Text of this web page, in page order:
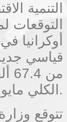
التنمية
الكلي مايو.
تتوقع وزارة